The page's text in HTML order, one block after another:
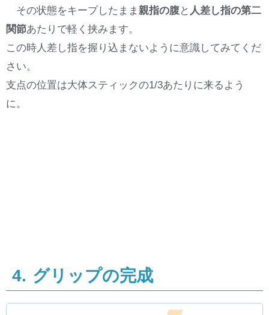
その状態をキープしたまま親指の腹と人差し指の第二
関節あたりで軽く挟みます。
この時人差し指を握り込まないように意識してみてくだ
さい。
支点の位置は大体スティックの1/3あたりに来るよう
に。
4. グリップの完成